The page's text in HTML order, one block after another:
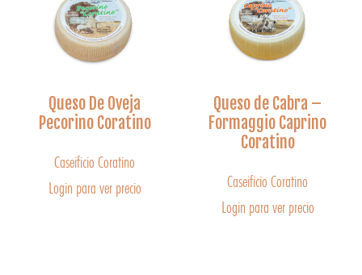
Queso De Oveja
Pecorino Coratino
Caseificio Coratino
Login para ver precio
Queso de Cabra –
Formaggio Caprino
Coratino
Caseificio Coratino
Login para ver precio